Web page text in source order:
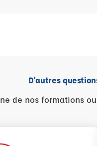
D'autres
de nos formations